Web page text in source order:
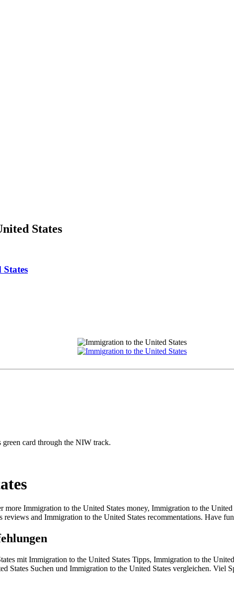
States
card through the NIW track.
Immigration to the United States money, Immigration to the
and Immigration to the United States recommentations. Have
mit Immigration to the United States Tipps, Immigration to the
States Suchen und Immigration to the United States vergleichen. Viel